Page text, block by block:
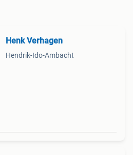
Henk Verhagen
Hendrik-Ido-Ambacht